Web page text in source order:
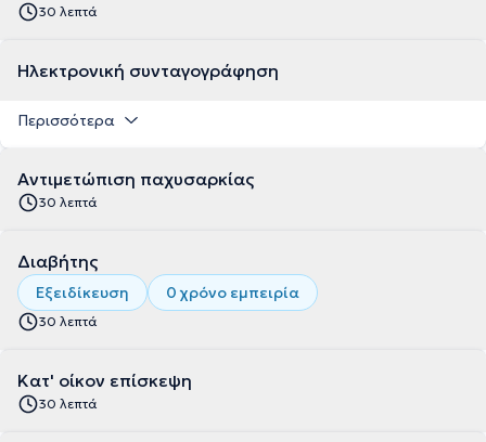
30 λεπτά
Ηλεκτρονική συνταγογράφηση
Περισσότερα
Αντιμετώπιση παχυσαρκίας
30 λεπτά
Διαβήτης
Εξειδίκευση 0 χρόνο εμπειρία
30 λεπτά
Κατ' οίκον επίσκεψη
30 λεπτά